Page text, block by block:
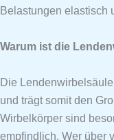
Belastungen elastisch
Warum ist die
Die
und trägt somit den
Wirbelkörper sind
empfindlich. Wer über